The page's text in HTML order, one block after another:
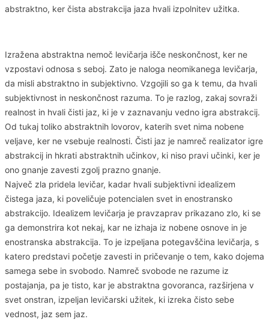
abstraktno, ker čista abstrakcija jaza hvali izpolnitev užitka.
Izražena abstraktna nemoč levičarja išče neskončnost, ker ne
vzpostavi odnosa s seboj. Zato je naloga neomikanega levičarja,
da misli abstraktno in subjektivno. Vzgojili so ga k temu, da hvali
subjektivnost in neskončnost razuma. To je razlog, zakaj sovraži
realnost in hvali čisti jaz, ki je v zaznavanju vedno igra abstrakcij.
Od tukaj toliko abstraktnih lovorov, katerih svet nima nobene
veljave, ker ne vsebuje realnosti. Čisti jaz je namreč realizator igre
abstrakcij in hkrati abstraktnih učinkov, ki niso pravi učinki, ker je
ono gnanje zavesti zgolj prazno gnanje.
Največ zla pridela levičar, kadar hvali subjektivni idealizem
čistega jaza, ki poveličuje potencialen svet in enostransko
abstrakcijo. Idealizem levičarja je pravzaprav prikazano zlo, ki se
ga demonstrira kot nekaj, kar ne izhaja iz nobene osnove in je
enostranska abstrakcija. To je izpeljana potegavščina levičarja, s
katero predstavi početje zavesti in pričevanje o tem, kako dojema
samega sebe in svobodo. Namreč svobode ne razume iz
postajanja, pa je tisto, kar je abstraktna govoranca, razširjena v
svet onstran, izpeljan levičarski užitek, ki izreka čisto sebe
vednost, jaz sem jaz.